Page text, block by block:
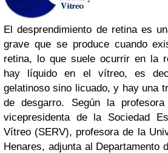
El desprendimiento de retina es
grave que se produce cuando
retina, lo que suele ocurrir en la
hay líquido en el vítreo, es
gelatinoso sino licuado, y hay una
de desgarro. Según la
vicepresidenta de la Sociedad
Vítreo (SERV), profesora de la
Henares, adjunta al Departamento